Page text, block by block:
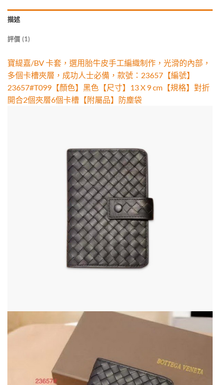
描述
評價 (1)
寶緹嘉/BV 卡套，選用胎牛皮手工編織制作，光滑的內部，
多個卡槽夾層，成功人士必備，款號：23657【編號】
23657#T099【顏色】黑色【尺寸】13 X 9 cm【規格】對折
開合2個夾層6個卡槽【附屬品】防塵袋